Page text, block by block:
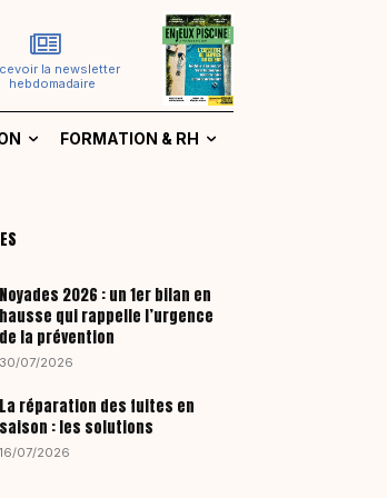
la newsletter
hebdomadaire
FORMATION & RH
Noyades 2026 : un 1er bilan en
hausse qui rappelle l’urgence
de la prévention
30/07/2026
La réparation des fuites en
saison : les solutions
16/07/2026